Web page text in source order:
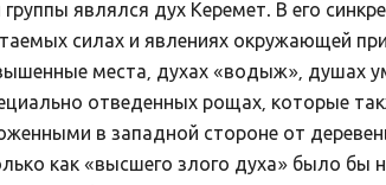
являлся дух Керемет. В его
силах и явлениях окружающей
места, духах «водыж», душах
отведенных рощах, которые
в западной стороне от
как «высшего злого духа» было бы